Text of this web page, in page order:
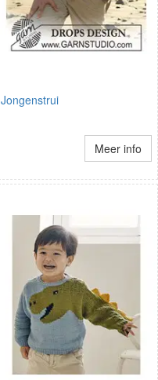
Jongenstrui
Meer info